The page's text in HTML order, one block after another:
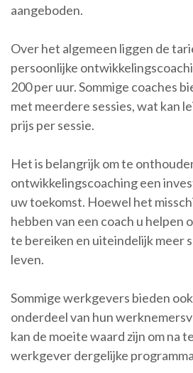
aangeboden.
Over het algemeen liggen de
persoonlijke
200 per uur. Sommige coaches
met meerdere sessies, wat kan
prijs per sessie.
Het is belangrijk om te
ontwikkelingscoaching een
uw toekomst. Hoewel het
hebben van een coach u helpen
te bereiken en uiteindelijk meer
leven.
Sommige werkgevers bieden
onderdeel van hun
kan de moeite waard zijn om na
werkgever dergelijke